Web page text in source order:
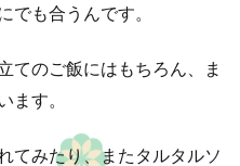
でも合うんです。
てのご飯にはもちろん、ま
ます。
てみたり、またタルタルソ